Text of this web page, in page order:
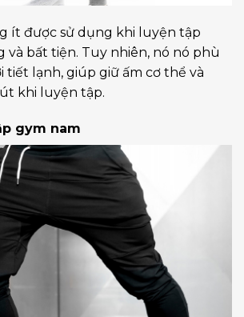
ít được sử dụng khi luyện tập
và bất tiện. Tuy nhiên, nó nó phù
tiết lạnh, giúp giữ ấm cơ thể và
khi luyện tập.
gym nam